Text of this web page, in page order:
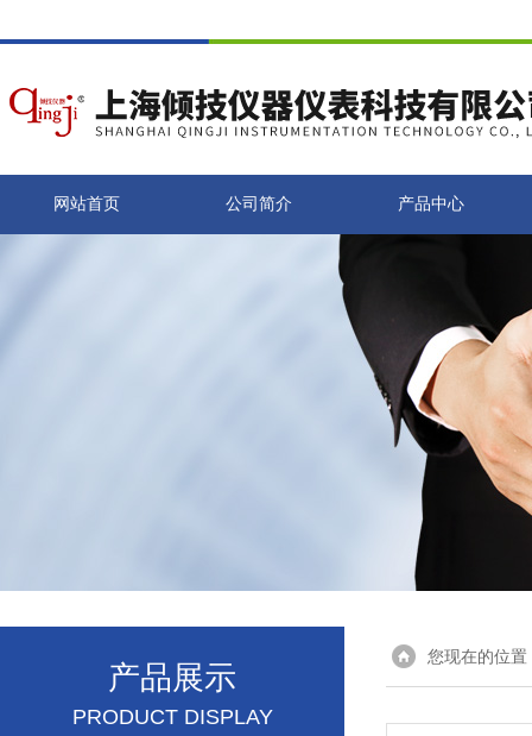
网站首页 公司简介 产品中心
产品展示
PRODUCT DISPLAY
您现在的位置